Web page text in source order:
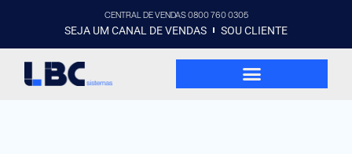
CENTRAL DE VENDAS 0800 760 0305
SEJA UM CANAL DE VENDAS SOU CLIENTE